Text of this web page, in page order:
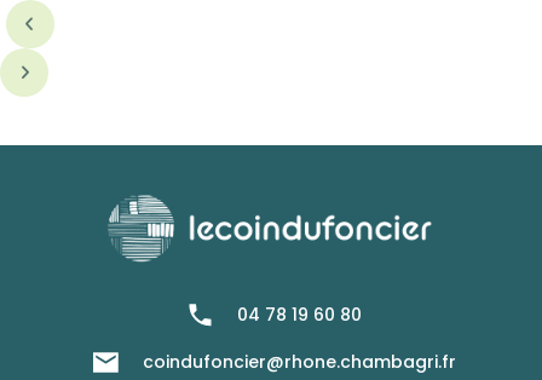
04 78 19 60 80
coindufoncier@rhone.chambagri.fr